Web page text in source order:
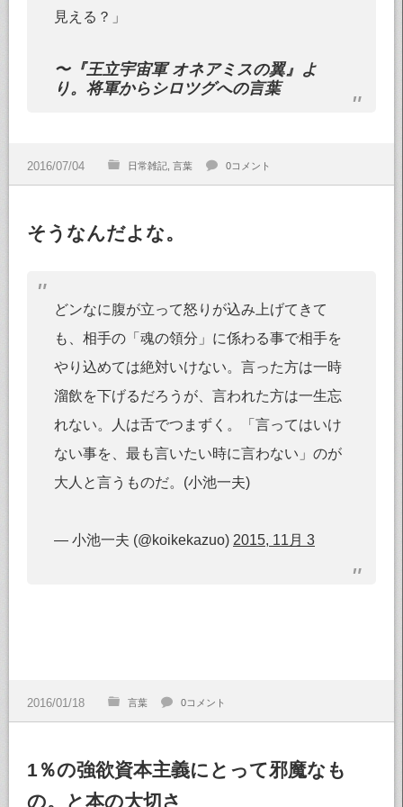
見える？」
〜『王立宇宙軍 オネアミスの翼』よ
り。将軍からシロツグへの言葉
日常雑記 言葉 0コメント
そうなんだよな。
どンなに腹が立って怒りが込み上げてきて
も、相手の「魂の領分」に係わる事で相手を
やり込めては絶対いけない。言った方は一時
溜飲を下げるだろうが、言われた方は一生忘
れない。人は舌でつまずく。「言ってはいけ
ない事を、最も言いたい時に言わない」のが
大人と言うものだ。(小池一夫)
— 小池一夫 (@koikekazuo) 2015, 11月 3
言葉 0コメント
1％の強欲資本主義にとって邪魔なも
の。と本の大切さ